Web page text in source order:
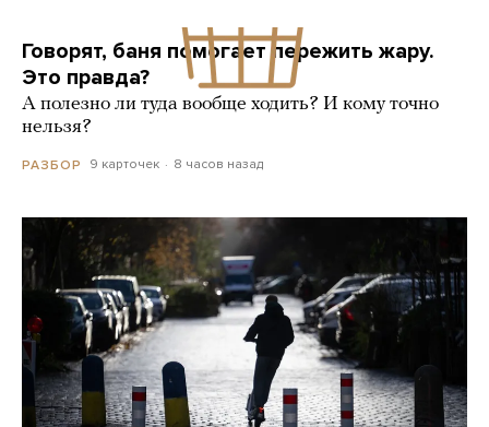
Говорят, баня помогает пережить жару.
Это правда?
А полезно ли туда вообще ходить? И кому точно
нельзя?
РАЗБОР 9 карточек 8 часов назад